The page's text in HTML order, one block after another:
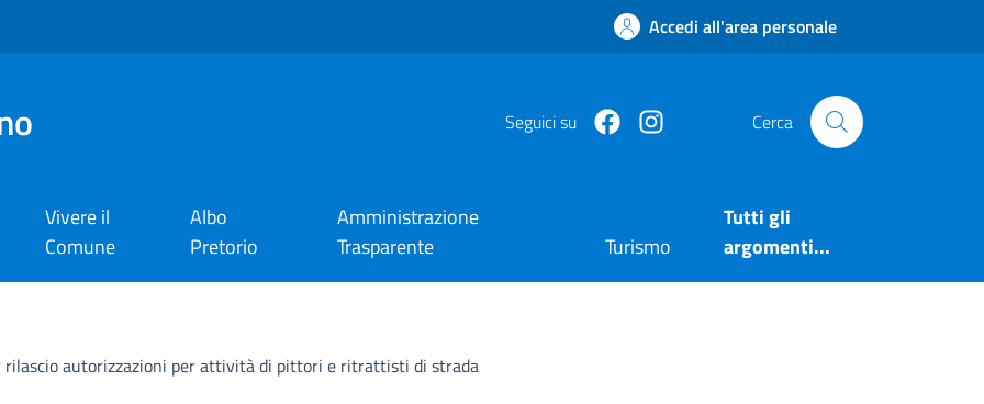
Accedi all'area personale
Seguici su Facebookhttps://www.instagram.com/
Cerca
Vivere il
Comune
Albo
Pretorio
Amministrazione
Trasparente
Turismo
Tutti gli
argomenti...
rilascio autorizzazioni per attività di pittori e ritrattisti di strada